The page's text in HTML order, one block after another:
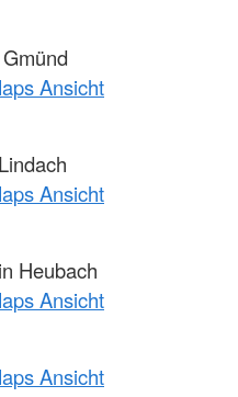
Ansicht
Ansicht
Heubach
Ansicht
Ansicht